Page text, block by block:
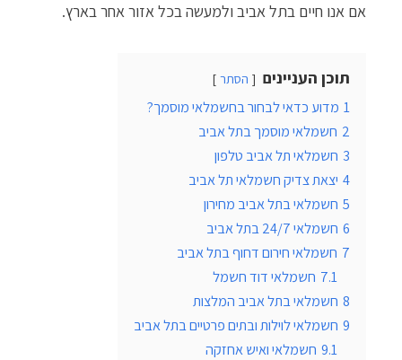
אם אנו חיים בתל אביב ולמעשה בכל אזור אחר בארץ.
תוכן העניינים הסתר
1 מדוע כדאי לבחור בחשמלאי מוסמך?
2 חשמלאי מוסמך בתל אביב
3 חשמלאי תל אביב טלפון
4 יצאת צדיק חשמלאי תל אביב
5 חשמלאי בתל אביב מחירון
6 חשמלאי 24/7 בתל אביב
7 חשמלאי חירום דחוף בתל אביב
7.1 חשמלאי דוד חשמל
8 חשמלאי בתל אביב המלצות
9 חשמלאי לוילות ובתים פרטיים בתל אביב
9.1 חשמלאי ואיש אחזקה